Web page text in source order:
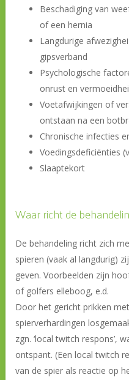
Beschadiging van
of een hernia
Langdurige
gipsverband
Psychologische
onrust en
Voetafwijkingen of
ontstaan na een
Chronische infecties
Voedingsdeficiënties
Slaaptekort
Waar richt de
De behandeling richt zich
spieren (vaak al langdurig)
geven. Voorbeelden zijn
of golfers elleboog, e.d.
Door het gericht prikken
spierverhardingen
zgn. ‘local twitch respons’,
ontspant. (Een local twitch
van de spier als reactie op